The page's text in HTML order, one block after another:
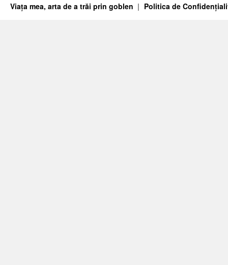
Viața mea, arta de a trăi prin goblen Politica de